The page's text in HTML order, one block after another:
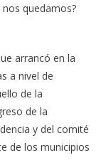
quedamos?
arrancó en la
a nivel de
de la
de la
y del comité
de los municipios